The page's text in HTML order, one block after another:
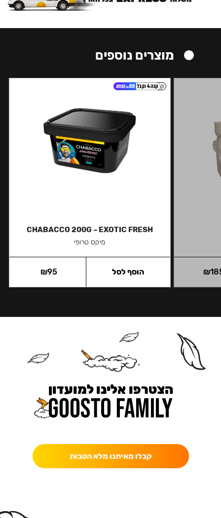
מוצרים נוספים
₪
קל
CHABACCO 200G – EXOTIC FRESH
מיקס טרופי
₪95 הוסף לסל
הצטרפו אלינו למועדון
קבלו מאיתנו מלא הטבות